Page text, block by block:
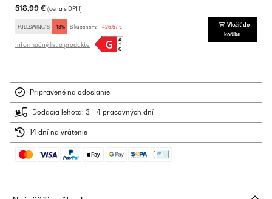
518,99 € (cena s DPH)
FULLSWING18 -18% S kupónom: 425,57 €
Informačný list o produkte
Vložiť do
košíka
Pripravené na odoslanie
Dodacia lehota: 3 - 4 pracovných dní
14 dní na vrátenie